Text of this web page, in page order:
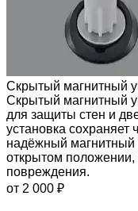
Скрытый магнитный
Скрытый магнитный
для защиты стен и
установка сохраняет
надёжный магнитный
открытом
повреждения.
от 2 000 ₽